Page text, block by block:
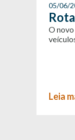
05/06/
O
Leia